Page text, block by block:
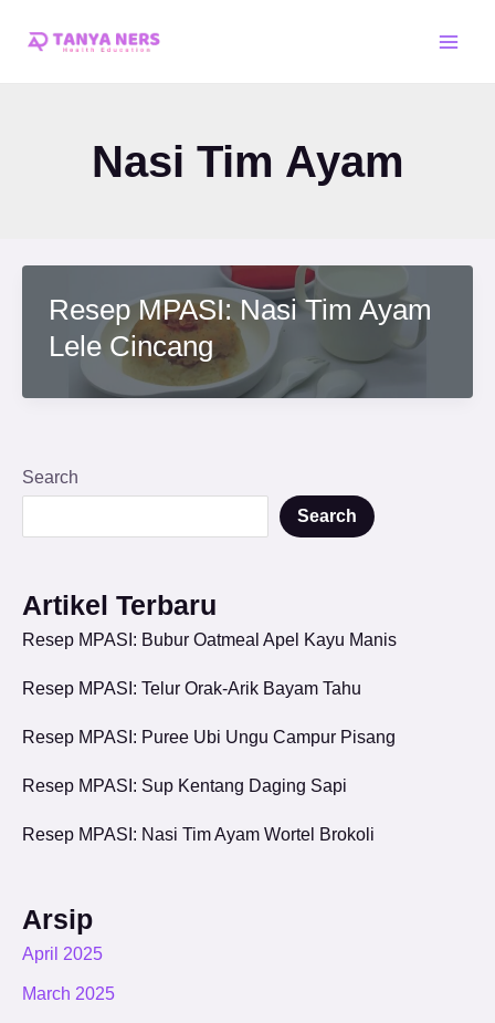
Nasi Tim Ayam
Resep MPASI: Nasi Tim Ayam
Lele Cincang
Search
Search
Artikel Terbaru
Resep MPASI: Bubur Oatmeal Apel Kayu Manis
Resep MPASI: Telur Orak-Arik Bayam Tahu
Resep MPASI: Puree Ubi Ungu Campur Pisang
Resep MPASI: Sup Kentang Daging Sapi
Resep MPASI: Nasi Tim Ayam Wortel Brokoli
Arsip
April 2025
March 2025